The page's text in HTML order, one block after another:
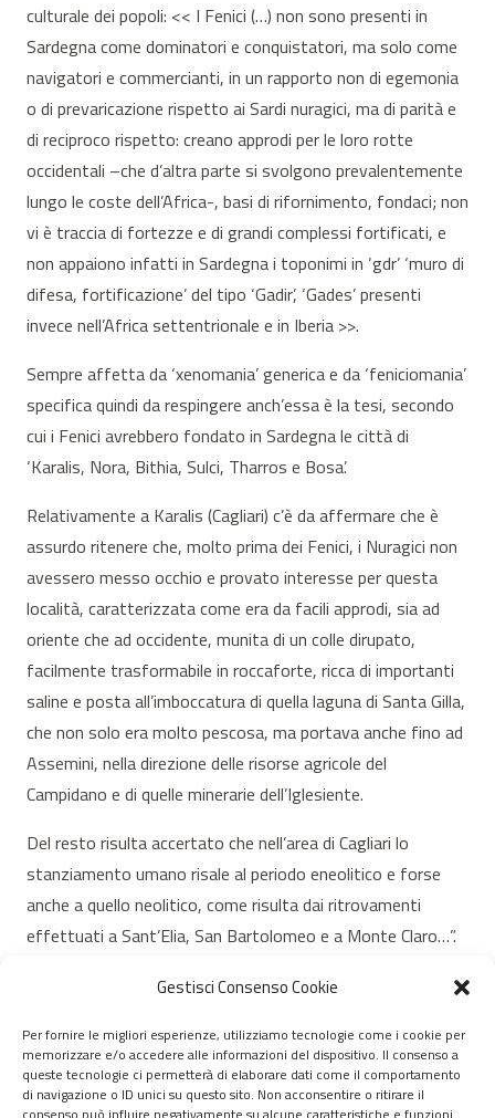
Gestisci Consenso Cookie
Per fornire le migliori esperienze, utilizziamo tecnologie come i cookie per
memorizzare e/o accedere alle informazioni del dispositivo. Il consenso a
queste tecnologie ci permetterà di elaborare dati come il comportamento
di navigazione o ID unici su questo sito. Non acconsentire o ritirare il
culturale dei popoli: << I Fenici (…) non sono presenti in
Sardegna come dominatori e conquistatori, ma solo come
navigatori e commercianti, in un rapporto non di egemonia
o di prevaricazione rispetto ai Sardi nuragici, ma di parità e
di reciproco rispetto: creano approdi per le loro rotte
occidentali –che d’altra parte si svolgono prevalentemente
lungo le coste dell’Africa-, basi di rifornimento, fondaci; non
vi è traccia di fortezze e di grandi complessi fortificati, e
non appaiono infatti in Sardegna i toponimi in ‘gdr’ ‘muro di
difesa, fortificazione’ del tipo ‘Gadir’, ‘Gades’ presenti
invece nell’Africa settentrionale e in Iberia >>.
Sempre affetta da ‘xenomania’ generica e da ‘feniciomania’
specifica quindi da respingere anch’essa è la tesi, secondo
cui i Fenici avrebbero fondato in Sardegna le città di
‘Karalis, Nora, Bithia, Sulci, Tharros e Bosa’.
Relativamente a Karalis (Cagliari) c’è da affermare che è
assurdo ritenere che, molto prima dei Fenici, i Nuragici non
avessero messo occhio e provato interesse per questa
località, caratterizzata come era da facili approdi, sia ad
oriente che ad occidente, munita di un colle dirupato,
facilmente trasformabile in roccaforte, ricca di importanti
saline e posta all’imboccatura di quella laguna di Santa Gilla,
che non solo era molto pescosa, ma portava anche fino ad
Assemini, nella direzione delle risorse agricole del
Campidano e di quelle minerarie dell’Iglesiente.
Del resto risulta accertato che nell’area di Cagliari lo
stanziamento umano risale al periodo eneolitico e forse
anche a quello neolitico, come risulta dai ritrovamenti
effettuati a Sant’Elia, San Bartolomeo e a Monte Claro…”.
© 2020 – 2026 Nurnet – La rete dei Nuraghi – webdesign:
antoniopalumbo.it